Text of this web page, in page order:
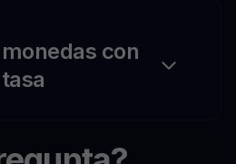
con